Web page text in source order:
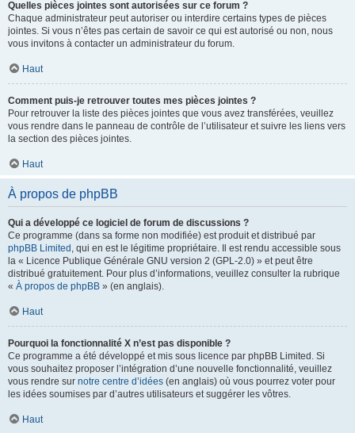
Quelles pièces jointes sont autorisées sur ce forum ?
Chaque administrateur peut autoriser ou interdire certains types de pièces
jointes. Si vous n’êtes pas certain de savoir ce qui est autorisé ou non, nous
vous invitons à contacter un administrateur du forum.
Haut
Comment puis-je retrouver toutes mes pièces jointes ?
Pour retrouver la liste des pièces jointes que vous avez transférées, veuillez
vous rendre dans le panneau de contrôle de l’utilisateur et suivre les liens vers
la section des pièces jointes.
Haut
À propos de phpBB
Qui a développé ce logiciel de forum de discussions ?
Ce programme (dans sa forme non modifiée) est produit et distribué par
phpBB Limited , qui en est le légitime propriétaire. Il est rendu accessible sous
la « Licence Publique Générale GNU version 2 (GPL-2.0) » et peut être
distribué gratuitement. Pour plus d’informations, veuillez consulter la rubrique
« À propos de phpBB » (en anglais).
Haut
Pourquoi la fonctionnalité X n’est pas disponible ?
Ce programme a été développé et mis sous licence par phpBB Limited. Si
vous souhaitez proposer l’intégration d’une nouvelle fonctionnalité, veuillez
vous rendre sur notre centre d’idées (en anglais) où vous pourrez voter pour
les idées soumises par d’autres utilisateurs et suggérer les vôtres.
Haut